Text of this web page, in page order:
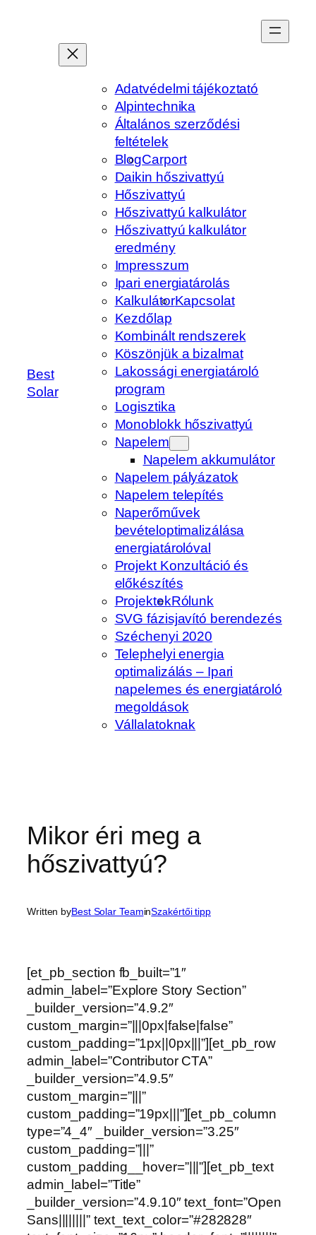
tartalomhoz
Best
Solar
Adatvédelmi tájékoztató
Alpintechnika
Általános szerződési
feltételek
BlogCarport
Daikin hőszivattyú
Hőszivattyú
Hőszivattyú kalkulátor
Hőszivattyú kalkulátor
eredmény
Impresszum
Ipari energiatárolás
KalkulátorKapcsolat
Kezdőlap
Kombinált rendszerek
Köszönjük a bizalmat
Lakossági energiatároló
program
Logisztika
Monoblokk hőszivattyú
Napelem
Napelem akkumulátor
Napelem pályázatok
Napelem telepítés
Naperőművek
bevételoptimalizálása
energiatárolóval
Projekt Konzultáció és
előkészítés
ProjektekRólunk
SVG fázisjavító berendezés
Széchenyi 2020
Telephelyi energia
optimalizálás – Ipari
napelemes és energiatároló
megoldások
Vállalatoknak
Mikor éri meg a
hőszivattyú?
Written byBest Solar TeaminSzakértői tipp
[et_pb_section fb_built=”1″
admin_label=”Explore Story Section”
_builder_version=”4.9.2″
custom_margin=”|||0px|false|false”
custom_padding=”1px||0px|||”][et_pb_row
admin_label=”Contributor CTA”
_builder_version=”4.9.5″
custom_margin=”|||”
custom_padding=”19px|||”][et_pb_column
type=”4_4″ _builder_version=”3.25″
custom_padding=”|||”
custom_padding__hover=”|||”][et_pb_text
admin_label=”Title”
_builder_version=”4.9.10″ text_font=”Open
Sans||||||||” text_text_color=”#282828″